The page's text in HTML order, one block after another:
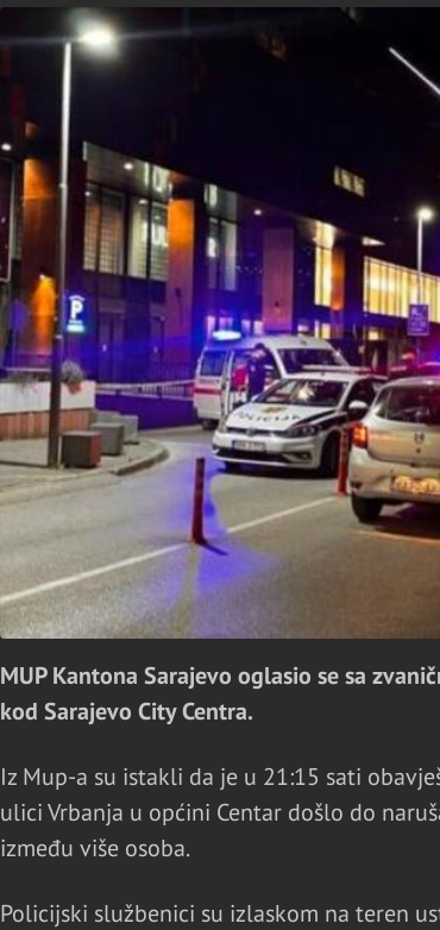
MUP Kantona Sarajevo oglasio se sa
kod Sarajevo City Centra.
Iz Mup-a su istakli da je u 21:15 sati
ulici Vrbanja u općini Centar došlo do
između više osoba.
Policijski službenici su izlaskom na teren